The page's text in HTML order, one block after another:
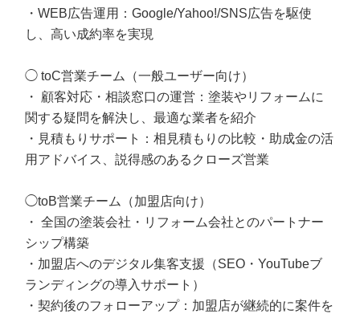
・WEB広告運用：Google/Yahoo!/SNS広告を駆使
し、高い成約率を実現
◯ toC営業チーム（一般ユーザー向け）
・ 顧客対応・相談窓口の運営：塗装やリフォームに
関する疑問を解決し、最適な業者を紹介
・見積もりサポート：相見積もりの比較・助成金の活
用アドバイス、説得感のあるクローズ営業
◯toB営業チーム（加盟店向け）
・ 全国の塗装会社・リフォーム会社とのパートナー
シップ構築
・加盟店へのデジタル集客支援（SEO・YouTubeブ
ランディングの導入サポート）
・契約後のフォローアップ：加盟店が継続的に案件を